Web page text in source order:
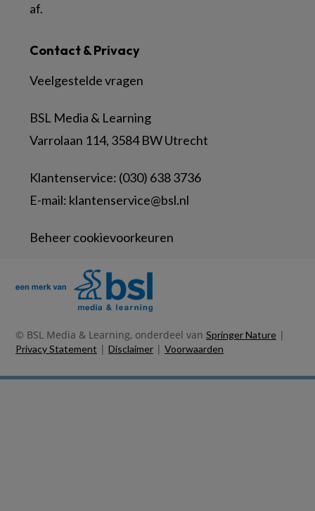
Contact & Privacy
Veelgestelde vragen
BSL Media & Learning
Varrolaan 114, 3584 BW Utrecht
Klantenservice: (030) 638 3736
E-mail: klantenservice@bsl.nl
Beheer cookievoorkeuren
af.
© BSL Media & Learning, onderdeel van Springer Nature |
Privacy Statement | Disclaimer | Voorwaarden